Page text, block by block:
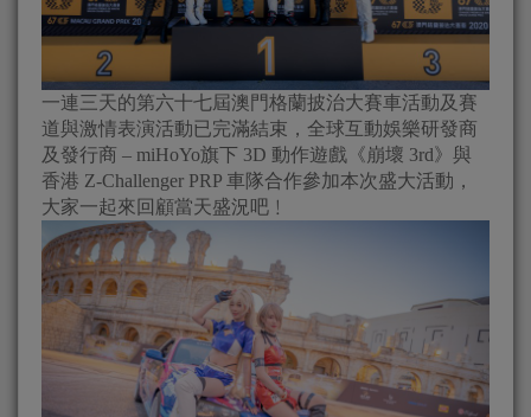
一連三天的第六十七屆澳門格蘭披治大賽車活動及賽
道與激情表演活動已完滿結束，全球互動娛樂研發商
及發行商 – miHoYo旗下 3D 動作遊戲《崩壞 3rd》與
香港 Z-Challenger PRP 車隊合作參加本次盛大活動，
大家一起來回顧當天盛況吧﹗